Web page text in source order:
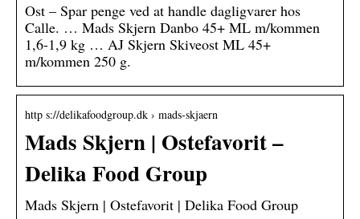
Ost – Spar penge ved at handle dagligvarer hos
Calle. … Mads Skjern Danbo 45+ ML m/kommen
1,6-1,9 kg … AJ Skjern Skiveost ML 45+
m/kommen 250 g.
http s://delikafoodgroup.dk › mads-skjaern
Mads Skjern | Ostefavorit –
Delika Food Group
Mads Skjern | Ostefavorit | Delika Food Group